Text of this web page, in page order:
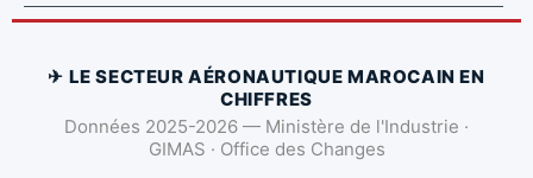
✈ LE SECTEUR AÉRONAUTIQUE MAROCAIN EN
CHIFFRES
Données 2025-2026 — Ministère de l'Industrie ·
GIMAS · Office des Changes